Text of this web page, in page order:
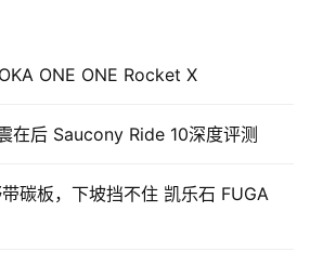
ONE ONE Rocket X
在后 Saucony Ride 10深度评测
碳板，下坡挡不住 凯乐石 FUGA